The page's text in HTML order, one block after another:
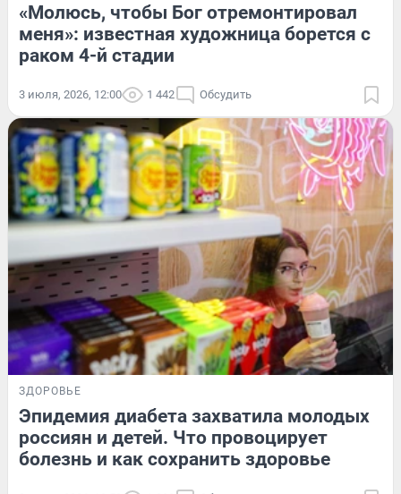
«Молюсь, чтобы Бог отремонтировал
меня»: известная художница борется с
раком 4-й стадии
3 июля, 2026, 12:00 1 442 Обсудить
ЗДОРОВЬЕ
Эпидемия диабета захватила молодых
россиян и детей. Что провоцирует
болезнь и как сохранить здоровье